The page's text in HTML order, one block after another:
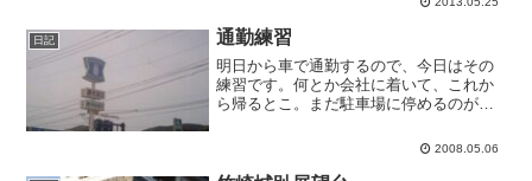
日記 通勤練習
明日から車で通勤するので、今日はその
練習です。何とか会社に着いて、これか
ら帰るとこ。まだ駐車場に停めるのが心
混まないから頭から突っ込めば大丈夫と
2008.05.06